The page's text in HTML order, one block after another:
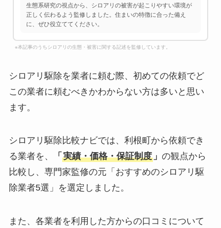
生態系研究の視点から、シロアリの被害が起こりやすい環境が
正しく伝わるよう監修しました。住まいの特徴に合った備え
に、ぜひ役立ててください。
※本記事のうちシロアリの生態・被害に関する記述を監修しています。
シロアリ駆除を業者に頼む際、初めての依頼でど
この業者に頼むべきかわからない方は多いと思い
ます。
シロアリ駆除比較ナビでは、利根町から依頼でき
る業者を、
「 実績・価格・保証制度」 の観点から
比較し、専門家監修の元「おすすめのシロアリ駆
除業者5選」を選定しました。
また、各業者を利用した方からの口コミについて